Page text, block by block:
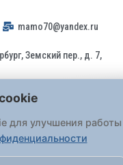
mamo70@yandex.ru
Земский пер., д. 7,
поступившие на
на основании
№ 59-ФЗ
«Госуслуги» (ЕПГУ)
для улучшения работы